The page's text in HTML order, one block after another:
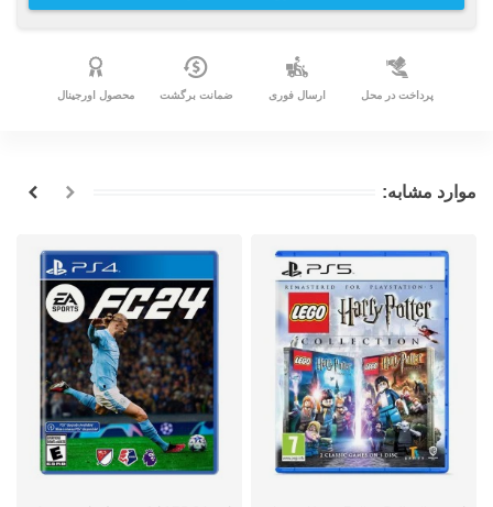
پرداخت در محل ارسال فوری ضمانت برگشت محصول اورجینال
موارد مشابه: